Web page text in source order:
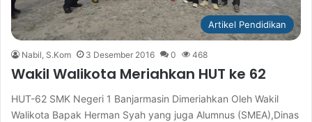
Artikel Pendidikan
Nabil, S.Kom 3 Desember 2016 0 468
Wakil Walikota Meriahkan HUT ke 62
HUT-62 SMK Negeri 1 Banjarmasin Dimeriahkan Oleh Wakil
Walikota Bapak Herman Syah yang juga Alumnus (SMEA),Dinas